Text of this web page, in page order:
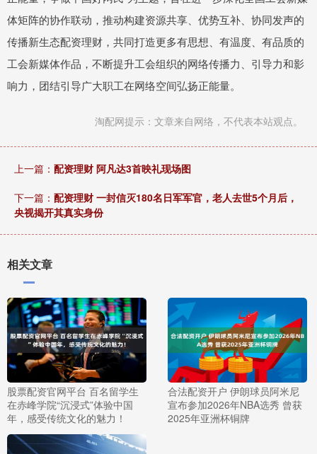
体矩阵的协作联动，推动构建资源共享、优势互补、协同发声的
传播新生态配资理财，共同打造更多有思想、有温度、有品质的
工会新媒体作品，不断提升工会组织的网络传播力、引导力和影
响力，团结引导广大职工在网络空间弘扬正能量。
淘配网提示：文章来自网络，不代表本站观点。
上一篇： 配资理财 阿凡达3首映礼现场图
下一篇： 配资理财 一封信灭180名日军军官，老人去世5个月后，
央视揭开其真实身份
相关文章
股票配资官网平台 百名留学生
在赤峰学院“沉浸式”体验中国
年，感受传统文化的魅力！
合法配资开户 伊朗球员阿米尼
宣布参加2026年NBA选秀 曾获
2025年亚洲杯铜牌